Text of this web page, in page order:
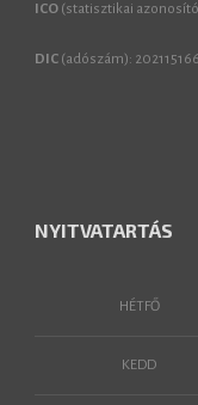
ICO (statisztikai
DIC (adószám):
NYITVATARTÁS
HÉTFŐ
KEDD